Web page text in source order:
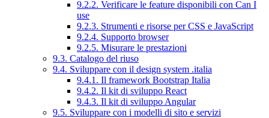
9.2.2. Verificare le feature disponibili con Can I
use
9.2.3. Strumenti e risorse per CSS e JavaScript
9.2.4. Supporto browser
9.2.5. Misurare le prestazioni
9.3. Catalogo del riuso
9.4. Sviluppare con il design system .italia
9.4.1. Il framework Bootstrap Italia
9.4.2. Il kit di sviluppo React
9.4.3. Il kit di sviluppo Angular
9.5. Sviluppare con i modelli di sito e servizi